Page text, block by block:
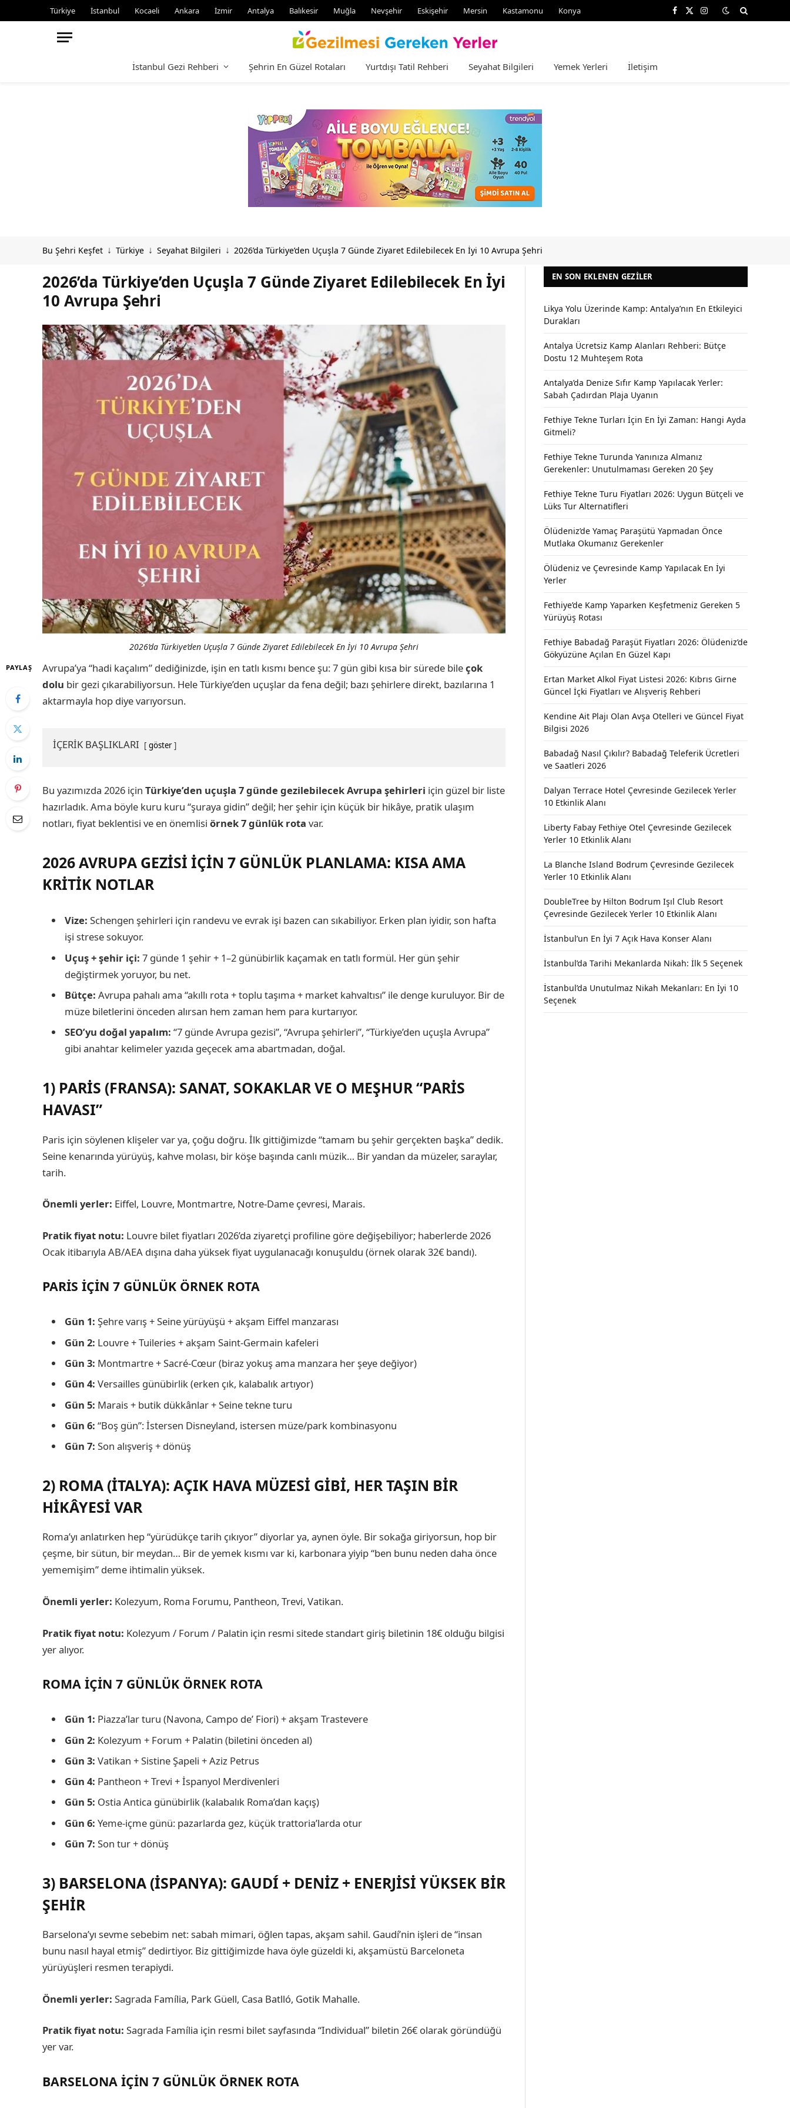
Türkiye İstanbul Kocaeli Ankara İzmir Antalya Balıkesir Muğla Nevşehir Eskişehir Mersin Kastamonu Konya Facebook
X
Instagram
İstanbul Gezi Rehberi Şehrin En Güzel Rotaları Yurtdışı Tatil Rehberi Seyahat Bilgileri Yemek Yerleri İletişim
Bu Şehri Keşfet ↓ Türkiye ↓ Seyahat Bilgileri ↓ 2026’da Türkiye’den Uçuşla 7 Günde Ziyaret Edilebilecek En İyi 10 Avrupa Şehri
2026’da Türkiye’den Uçuşla 7 Günde Ziyaret Edilebilecek En İyi
10 Avrupa Şehri
2026’da Türkiye’den Uçuşla 7 Günde Ziyaret Edilebilecek En İyi 10 Avrupa Şehri
PAYLAŞ Avrupa’ya “hadi kaçalım” dediğinizde, işin en tatlı kısmı bence şu: 7 gün gibi kısa bir sürede bileçok
dolu bir gezi çıkarabiliyorsun. Hele Türkiye’den uçuşlar da fena değil; bazı şehirlere direkt, bazılarına 1
aktarmayla hop diye varıyorsun.
İÇERİK BAŞLIKLARI göster
Bu yazımızda 2026 için Türkiye’den uçuşla 7 günde gezilebilecek Avrupa şehirleri için güzel bir liste
hazırladık. Ama böyle kuru kuru “şuraya gidin” değil; her şehir için küçük bir hikâye, pratik ulaşım
notları, fiyat beklentisi ve en önemlisi örnek 7 günlük rota var.
2026 AVRUPA GEZISI IÇIN 7 GÜNLÜK PLANLAMA: KISA AMA
KRITIK NOTLAR
Vize: Schengen şehirleri için randevu ve evrak işi bazen can sıkabiliyor. Erken plan iyidir, son hafta
işi strese sokuyor.
Uçuş + şehir içi: 7 günde 1 şehir + 1–2 günübirlik kaçamak en tatlı formül. Her gün şehir
değiştirmek yoruyor, bu net.
Bütçe: Avrupa pahalı ama “akıllı rota + toplu taşıma + market kahvaltısı” ile denge kuruluyor. Bir de
müze biletlerini önceden alırsan hem zaman hem para kurtarıyor.
SEO’yu doğal yapalım: “7 günde Avrupa gezisi”, “Avrupa şehirleri”, “Türkiye’den uçuşla Avrupa”
gibi anahtar kelimeler yazıda geçecek ama abartmadan, doğal.
1) PARIS (FRANSA): SANAT, SOKAKLAR VE O MEŞHUR “PARIS
HAVASI”
Paris için söylenen klişeler var ya, çoğu doğru. İlk gittiğimizde “tamam bu şehir gerçekten başka” dedik.
Seine kenarında yürüyüş, kahve molası, bir köşe başında canlı müzik… Bir yandan da müzeler, saraylar,
tarih.
Önemli yerler: Eiffel, Louvre, Montmartre, Notre-Dame çevresi, Marais.
Pratik fiyat notu: Louvre bilet fiyatları 2026’da ziyaretçi profiline göre değişebiliyor; haberlerde 2026
Ocak itibarıyla AB/AEA dışına daha yüksek fiyat uygulanacağı konuşuldu (örnek olarak 32€ bandı).
PARIS IÇIN 7 GÜNLÜK ÖRNEK ROTA
Gün 1: Şehre varış + Seine yürüyüşü + akşam Eiffel manzarası
Gün 2: Louvre + Tuileries + akşam Saint-Germain kafeleri
Gün 3: Montmartre + Sacré-Cœur (biraz yokuş ama manzara her şeye değiyor)
Gün 4: Versailles günübirlik (erken çık, kalabalık artıyor)
Gün 5: Marais + butik dükkânlar + Seine tekne turu
Gün 6: “Boş gün”: İstersen Disneyland, istersen müze/park kombinasyonu
Gün 7: Son alışveriş + dönüş
2) ROMA (İTALYA): AÇIK HAVA MÜZESI GIBI, HER TAŞIN BIR
HIKÂYESI VAR
Roma’yı anlatırken hep “yürüdükçe tarih çıkıyor” diyorlar ya, aynen öyle. Bir sokağa giriyorsun, hop bir
çeşme, bir sütun, bir meydan… Bir de yemek kısmı var ki, karbonara yiyip “ben bunu neden daha önce
yememişim” deme ihtimalin yüksek.
Önemli yerler: Kolezyum, Roma Forumu, Pantheon, Trevi, Vatikan.
Pratik fiyat notu: Kolezyum / Forum / Palatin için resmi sitede standart giriş biletinin 18€ olduğu bilgisi
yer alıyor.
ROMA IÇIN 7 GÜNLÜK ÖRNEK ROTA
Gün 1: Piazza’lar turu (Navona, Campo de’ Fiori) + akşam Trastevere
Gün 2: Kolezyum + Forum + Palatin (biletini önceden al)
Gün 3: Vatikan + Sistine Şapeli + Aziz Petrus
Gün 4: Pantheon + Trevi + İspanyol Merdivenleri
Gün 5: Ostia Antica günübirlik (kalabalık Roma’dan kaçış)
Gün 6: Yeme-içme günü: pazarlarda gez, küçük trattoria’larda otur
Gün 7: Son tur + dönüş
3) BARSELONA (İSPANYA): GAUDÍ + DENIZ + ENERJISI YÜKSEK BIR
ŞEHIR
Barselona’yı sevme sebebim net: sabah mimari, öğlen tapas, akşam sahil. Gaudí’nin işleri de “insan
bunu nasıl hayal etmiş” dedirtiyor. Biz gittiğimizde hava öyle güzeldi ki, akşamüstü Barceloneta
yürüyüşleri resmen terapiydi.
Önemli yerler: Sagrada Família, Park Güell, Casa Batlló, Gotik Mahalle.
Pratik fiyat notu: Sagrada Família için resmi bilet sayfasında “Individual” biletin 26€ olarak göründüğü
yer var.
BARSELONA IÇIN 7 GÜNLÜK ÖRNEK ROTA
EN SON EKLENEN GEZILER
Likya Yolu Üzerinde Kamp: Antalya’nın En Etkileyici
Durakları
Antalya Ücretsiz Kamp Alanları Rehberi: Bütçe
Dostu 12 Muhteşem Rota
Antalya’da Denize Sıfır Kamp Yapılacak Yerler:
Sabah Çadırdan Plaja Uyanın
Fethiye Tekne Turları İçin En İyi Zaman: Hangi Ayda
Gitmeli?
Fethiye Tekne Turunda Yanınıza Almanız
Gerekenler: Unutulmaması Gereken 20 Şey
Fethiye Tekne Turu Fiyatları 2026: Uygun Bütçeli ve
Lüks Tur Alternatifleri
Ölüdeniz’de Yamaç Paraşütü Yapmadan Önce
Mutlaka Okumanız Gerekenler
Ölüdeniz ve Çevresinde Kamp Yapılacak En İyi
Yerler
Fethiye’de Kamp Yaparken Keşfetmeniz Gereken 5
Yürüyüş Rotası
Fethiye Babadağ Paraşüt Fiyatları 2026: Ölüdeniz’de
Gökyüzüne Açılan En Güzel Kapı
Ertan Market Alkol Fiyat Listesi 2026: Kıbrıs Girne
Güncel İçki Fiyatları ve Alışveriş Rehberi
Kendine Ait Plajı Olan Avşa Otelleri ve Güncel Fiyat
Bilgisi 2026
Babadağ Nasıl Çıkılır? Babadağ Teleferik Ücretleri
ve Saatleri 2026
Dalyan Terrace Hotel Çevresinde Gezilecek Yerler
10 Etkinlik Alanı
Liberty Fabay Fethiye Otel Çevresinde Gezilecek
Yerler 10 Etkinlik Alanı
La Blanche Island Bodrum Çevresinde Gezilecek
Yerler 10 Etkinlik Alanı
DoubleTree by Hilton Bodrum Işıl Club Resort
Çevresinde Gezilecek Yerler 10 Etkinlik Alanı
İstanbul’un En İyi 7 Açık Hava Konser Alanı
İstanbul’da Tarihi Mekanlarda Nikah: İlk 5 Seçenek
İstanbul’da Unutulmaz Nikah Mekanları: En İyi 10
Seçenek